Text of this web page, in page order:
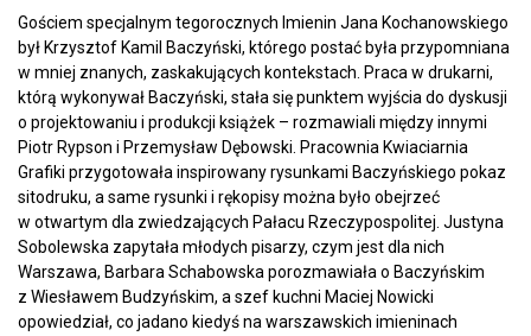
Gościem specjalnym tegorocznych Imienin Jana Kochanowskiego
był Krzysztof Kamil Baczyński, którego postać była przypomniana
w mniej znanych, zaskakujących kontekstach. Praca w drukarni,
którą wykonywał Baczyński, stała się punktem wyjścia do dyskusji
o projektowaniu i produkcji książek – rozmawiali między innymi
Piotr Rypson i Przemysław Dębowski. Pracownia Kwiaciarnia
Grafiki przygotowała inspirowany rysunkami Baczyńskiego pokaz
sitodruku, a same rysunki i rękopisy można było obejrzeć
w otwartym dla zwiedzających Pałacu Rzeczypospolitej. Justyna
Sobolewska zapytała młodych pisarzy, czym jest dla nich
Warszawa, Barbara Schabowska porozmawiała o Baczyńskim
z Wiesławem Budzyńskim, a szef kuchni Maciej Nowicki
opowiedział, co jadano kiedyś na warszawskich imieninach